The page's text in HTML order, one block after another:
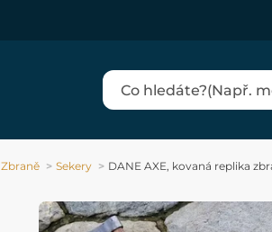
Zbraně Sekery DANE AXE, kovaná replika